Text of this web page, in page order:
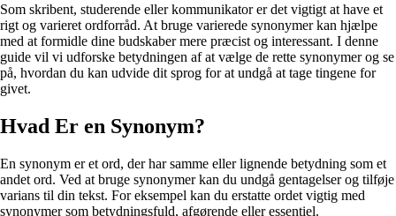
Som skribent, studerende eller kommunikator er det vigtigt at have et
rigt og varieret ordforråd. At bruge varierede synonymer kan hjælpe
med at formidle dine budskaber mere præcist og interessant. I denne
guide vil vi udforske betydningen af at vælge de rette synonymer og se
på, hvordan du kan udvide dit sprog for at undgå at tage tingene for
givet.
Hvad Er en Synonym?
En synonym er et ord, der har samme eller lignende betydning som et
andet ord. Ved at bruge synonymer kan du undgå gentagelser og tilføje
varians til din tekst. For eksempel kan du erstatte ordet vigtig med
synonymer som betydningsfuld, afgørende eller essentiel.